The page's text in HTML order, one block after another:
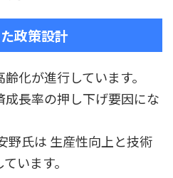
政策設計
化が進行しています。
長率の押し下げ要因にな
野氏は 生産性向上と技術
います。